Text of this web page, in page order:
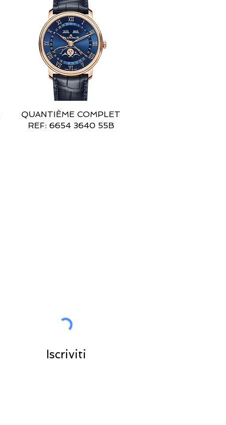
Vista rapida
QUANTIÈME COMPLET
REF: 6654 3640 55B
Iscriviti